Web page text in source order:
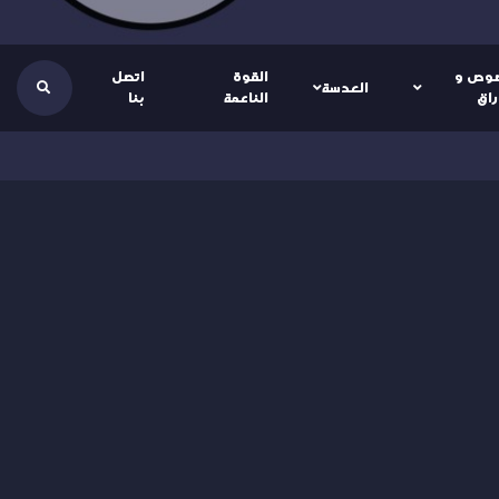
و
العدسة
القوة
الناعمة
اتصل
بنا